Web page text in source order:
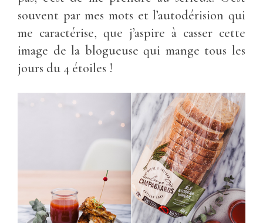
souvent par mes mots et l’autodérision qui
me caractérise, que j’aspire à casser cette
image de la blogueuse qui mange tous les
jours du 4 étoiles !